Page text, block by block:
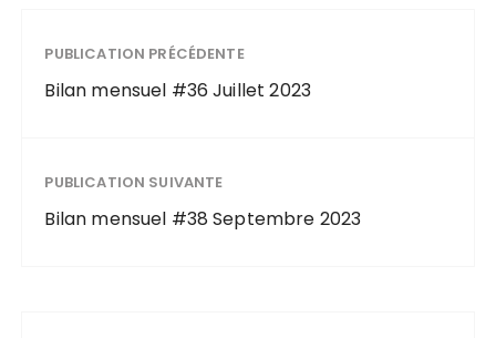
PUBLICATION PRÉCÉDENTE
Bilan mensuel #36 Juillet 2023
PUBLICATION SUIVANTE
Bilan mensuel #38 Septembre 2023